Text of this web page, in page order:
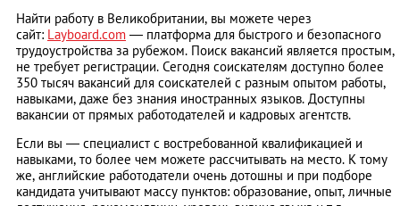
Найти работу в Великобритании, вы можете через
сайт: Layboard.com — платформа для быстрого и безопасного
трудоустройства за рубежом. Поиск вакансий является простым,
не требует регистрации. Сегодня соискателям доступно более
350 тысяч вакансий для соискателей с разным опытом работы,
навыками, даже без знания иностранных языков. Доступны
вакансии от прямых работодателей и кадровых агентств.
Если вы — специалист с востребованной квалификацией и
навыками, то более чем можете рассчитывать на место. К тому
же, английские работодатели очень дотошны и при подборе
кандидата учитывают массу пунктов: образование, опыт, личные